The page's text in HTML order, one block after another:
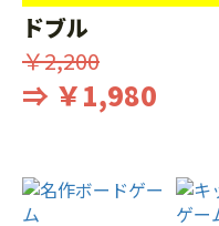
ドブル
￥2,200
⇒ ￥1,980